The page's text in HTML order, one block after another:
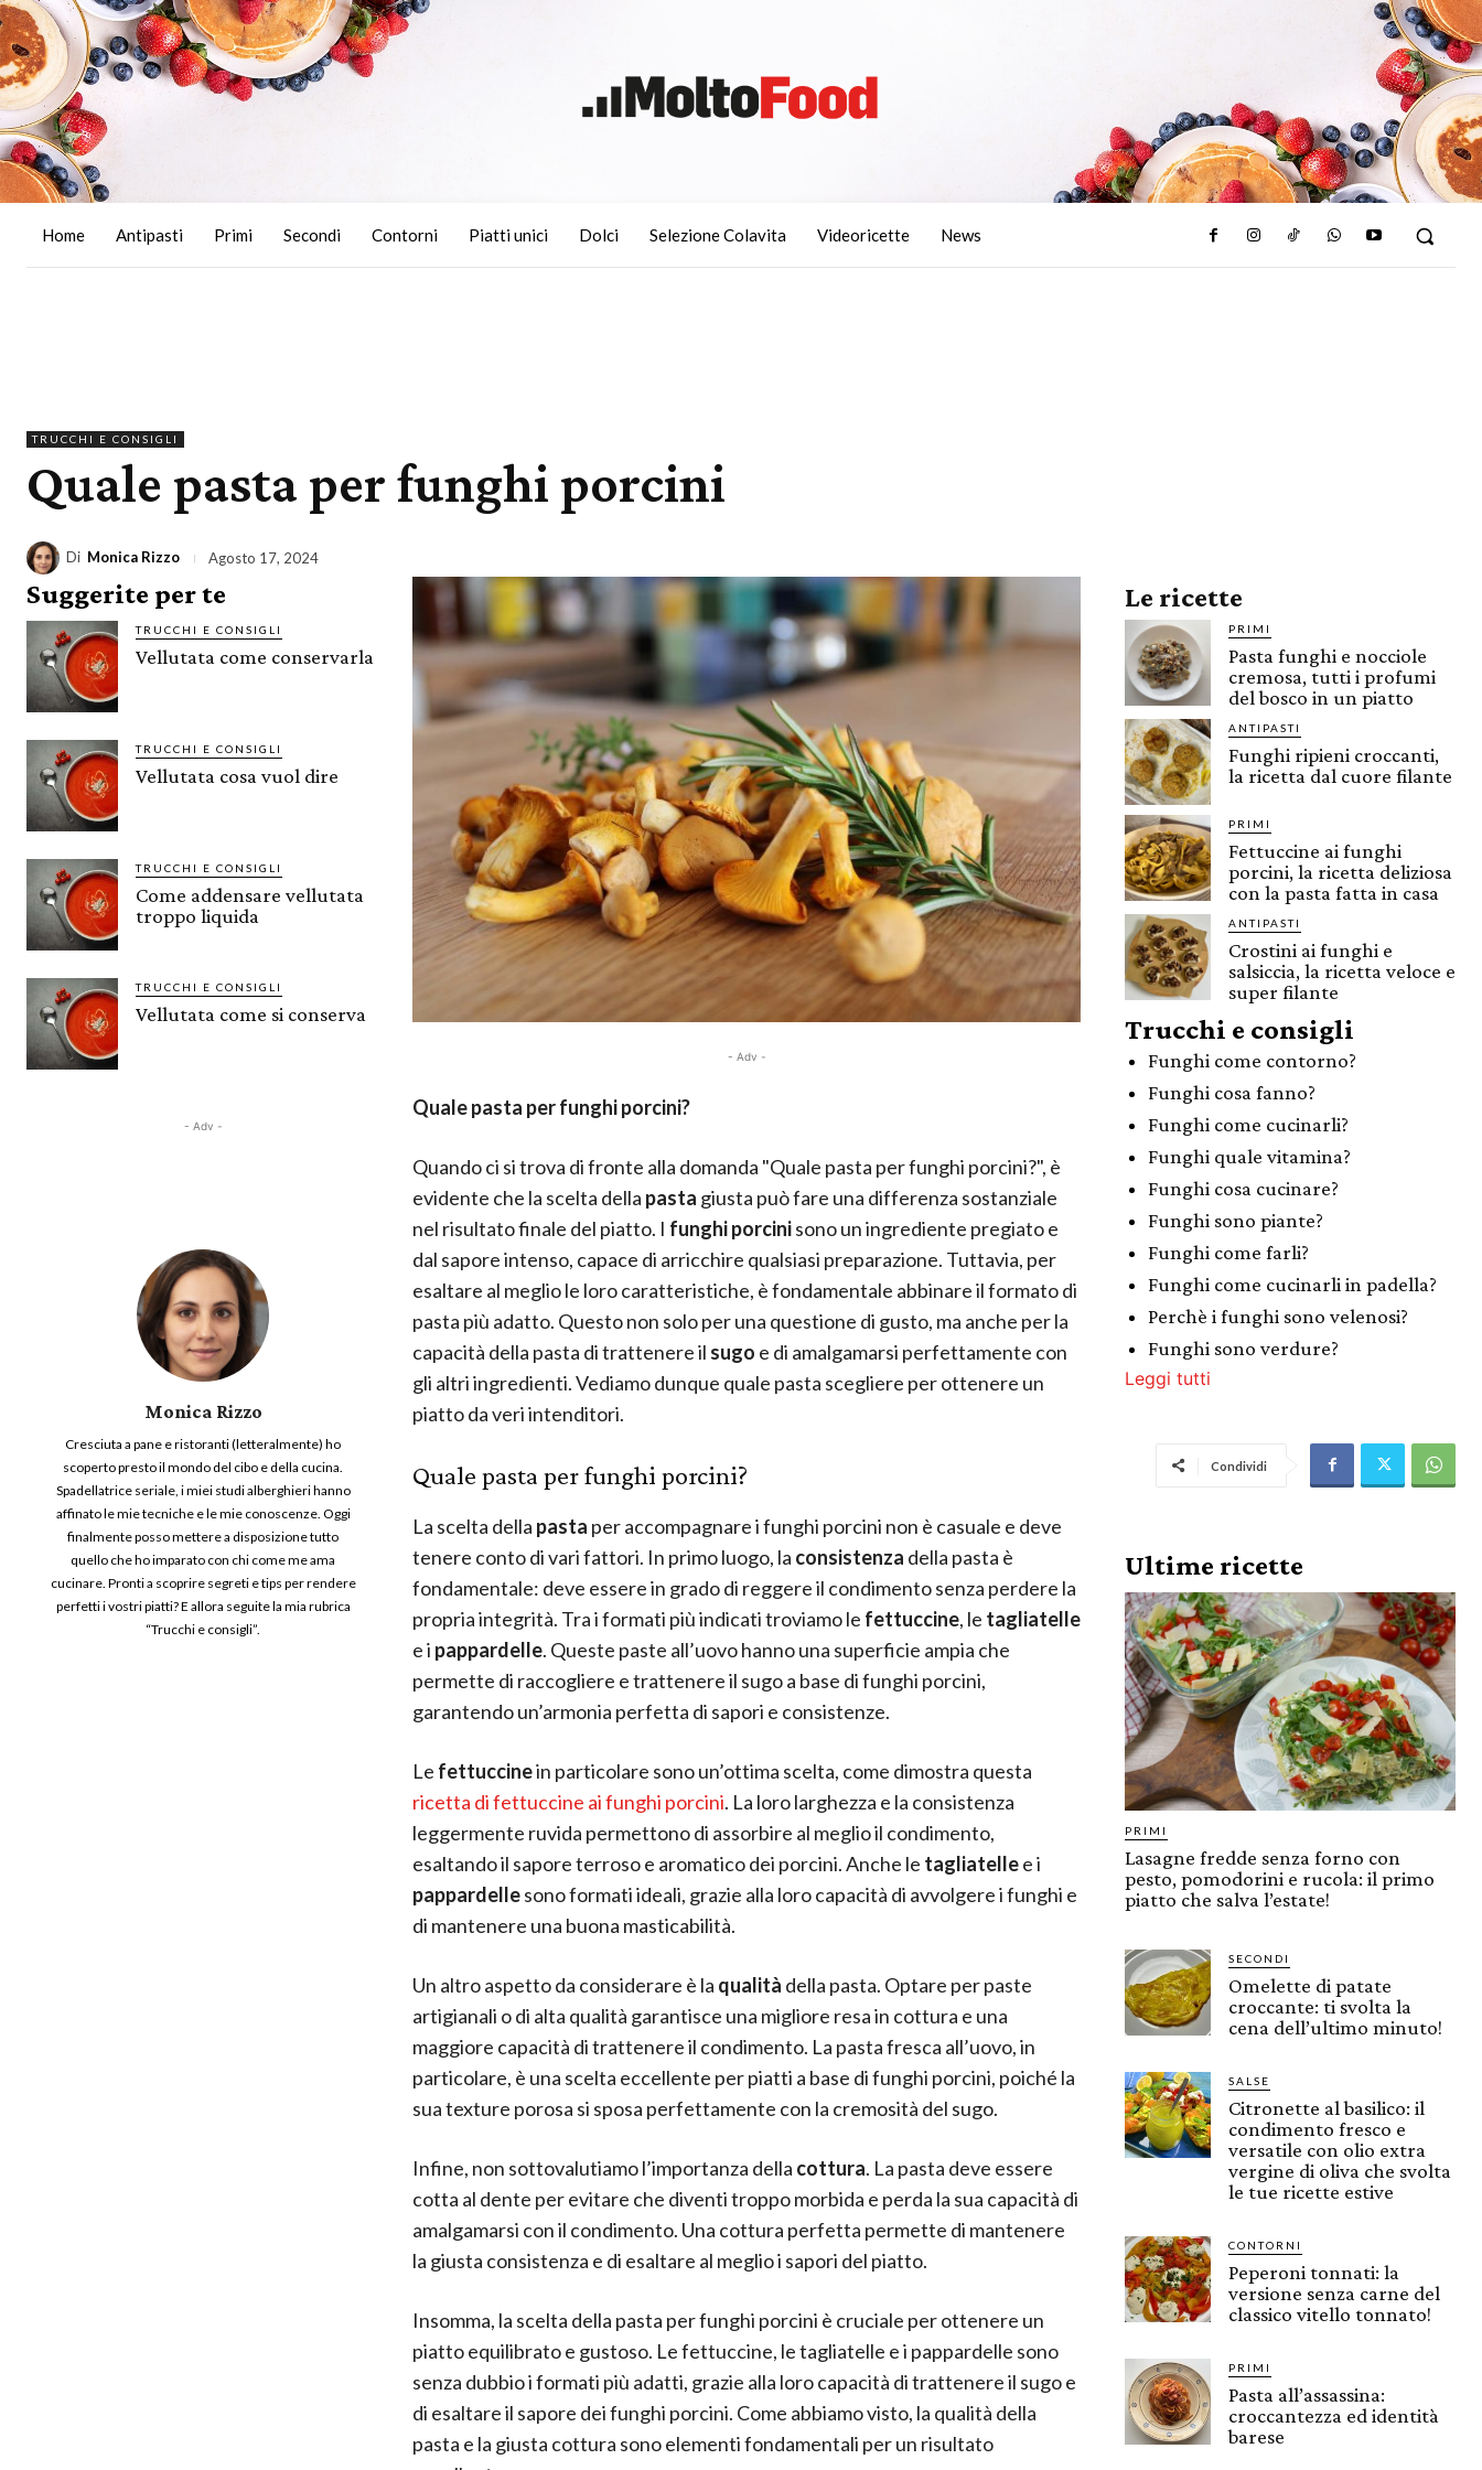
Home Antipasti Primi Secondi Contorni Piatti unici Dolci Selezione Colavita Videoricette News
TRUCCHI E CONSIGLI
Quale pasta per funghi porcini
Di Monica Rizzo Agosto 17, 2024
Suggerite per te
TRUCCHI E CONSIGLI
Vellutata come conservarla
TRUCCHI E CONSIGLI
Vellutata cosa vuol dire
TRUCCHI E CONSIGLI
Come addensare vellutata
troppo liquida
TRUCCHI E CONSIGLI
Vellutata come si conserva
- Adv -
Monica Rizzo
Cresciuta a pane e ristoranti (letteralmente) ho
scoperto presto il mondo del cibo e della cucina.
Spadellatrice seriale, i miei studi alberghieri hanno
affinato le mie tecniche e le mie conoscenze. Oggi
finalmente posso mettere a disposizione tutto
quello che ho imparato con chi come me ama
cucinare. Pronti a scoprire segreti e tips per rendere
perfetti i vostri piatti? E allora seguite la mia rubrica
“Trucchi e consigli”.
- Adv -
Quale pasta per funghi porcini?
Quando ci si trova di fronte alla domanda "Quale pasta per funghi porcini?", è
evidente che la scelta della pasta giusta può fare una differenza sostanziale
nel risultato finale del piatto. I funghi porcinisono un ingrediente pregiato e
dal sapore intenso, capace di arricchire qualsiasi preparazione. Tuttavia, per
esaltare al meglio le loro caratteristiche, è fondamentale abbinare il formato di
pasta più adatto. Questo non solo per una questione di gusto, ma anche per la
capacità della pasta di trattenere il sugo e di amalgamarsi perfettamente con
gli altri ingredienti. Vediamo dunque quale pasta scegliere per ottenere un
piatto da veri intenditori.
Quale pasta per funghi porcini?
La scelta della pasta per accompagnare i funghi porcini non è casuale e deve
tenere conto di vari fattori. In primo luogo, la consistenza della pasta è
fondamentale: deve essere in grado di reggere il condimento senza perdere la
propria integrità. Tra i formati più indicati troviamo le fettuccine, le tagliatelle
e i pappardelle. Queste paste all’uovo hanno una superficie ampia che
permette di raccogliere e trattenere il sugo a base di funghi porcini,
garantendo un’armonia perfetta di sapori e consistenze.
Le fettuccinein particolare sono un’ottima scelta, come dimostra questa
ricetta di fettuccine ai funghi porcini. La loro larghezza e la consistenza
leggermente ruvida permettono di assorbire al meglio il condimento,
esaltando il sapore terroso e aromatico dei porcini. Anche le tagliatellee i
pappardellesono formati ideali, grazie alla loro capacità di avvolgere i funghi e
di mantenere una buona masticabilità.
Un altro aspetto da considerare è la qualità della pasta. Optare per paste
artigianali o di alta qualità garantisce una migliore resa in cottura e una
maggiore capacità di trattenere il condimento. La pasta fresca all’uovo, in
particolare, è una scelta eccellente per piatti a base di funghi porcini, poiché la
sua texture porosa si sposa perfettamente con la cremosità del sugo.
Infine, non sottovalutiamo l’importanza della cottura. La pasta deve essere
cotta al dente per evitare che diventi troppo morbida e perda la sua capacità di
amalgamarsi con il condimento. Una cottura perfetta permette di mantenere
la giusta consistenza e di esaltare al meglio i sapori del piatto.
Insomma, la scelta della pasta per funghi porcini è cruciale per ottenere un
piatto equilibrato e gustoso. Le fettuccine, le tagliatelle e i pappardelle sono
senza dubbio i formati più adatti, grazie alla loro capacità di trattenere il sugo e
di esaltare il sapore dei funghi porcini. Come abbiamo visto, la qualità della
pasta e la giusta cottura sono elementi fondamentali per un risultato
Le ricette
PRIMI
Pasta funghi e nocciole
cremosa, tutti i profumi
del bosco in un piatto
ANTIPASTI
Funghi ripieni croccanti,
la ricetta dal cuore filante
PRIMI
Fettuccine ai funghi
porcini, la ricetta deliziosa
con la pasta fatta in casa
ANTIPASTI
Crostini ai funghi e
salsiccia, la ricetta veloce e
super filante
Trucchi e consigli
Funghi come contorno?
Funghi cosa fanno?
Funghi come cucinarli?
Funghi quale vitamina?
Funghi cosa cucinare?
Funghi sono piante?
Funghi come farli?
Funghi come cucinarli in padella?
Perchè i funghi sono velenosi?
Funghi sono verdure?
Leggi tutti
Condividi
Ultime ricette
PRIMI
Lasagne fredde senza forno con
pesto, pomodorini e rucola: il primo
piatto che salva l’estate!
SECONDI
Omelette di patate
croccante: ti svolta la
cena dell’ultimo minuto!
SALSE
Citronette al basilico: il
condimento fresco e
versatile con olio extra
vergine di oliva che svolta
le tue ricette estive
CONTORNI
Peperoni tonnati: la
versione senza carne del
classico vitello tonnato!
PRIMI
Pasta all’assassina:
croccantezza ed identità
barese